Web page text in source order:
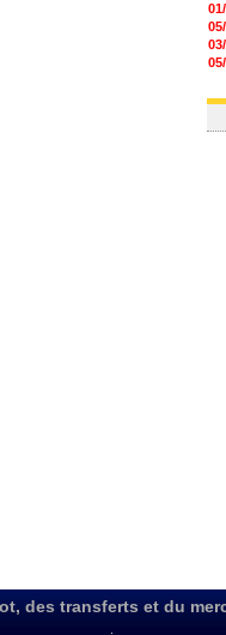
des transferts et du